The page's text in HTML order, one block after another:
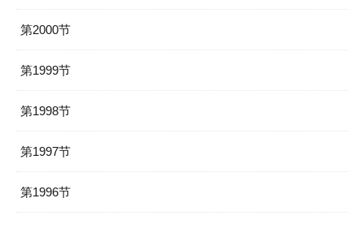
第2000节
第1999节
第1998节
第1997节
第1996节